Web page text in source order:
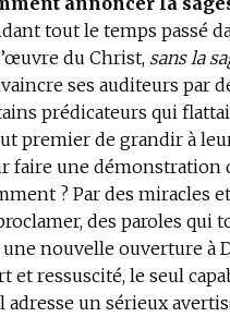
tout le temps passé
du Christ, sans la
ses auditeurs par
prédicateurs qui
premier de grandir à
faire une démonstration
? Par des miracles
des paroles qui
une nouvelle ouverture à
et ressuscité, le seul
adresse un sérieux